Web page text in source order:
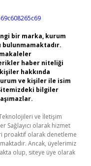
bir marka, kurum
bulunmamaktadır.
makaleler
haber niteliği
hakkında
ve kişiler ile isim
bilgiler
ve İletişim
Sağlayıcı olarak hizmet
proaktif olarak denetleme
Ancak, üyelerimiz
olup, siteye üye olarak